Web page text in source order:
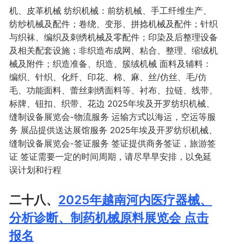
机、皮革机械 纺织机械：前纺机械、手工纤维生产、
纺纱机械及配件；卷绕、变形、拼捻机械及配件；针织
与织袜、编织及刺绣机械及零配件；印染及后整理设备
及相关配套设施；非织造布成网、粘合、整理、缩绒机
械及附件；织造准备、织造、簇绒机械 面料及辅料：
编织、针织、化纤、印花、棉、麻、丝/仿丝、毛/仿
毛、功能面料、蕾丝刺绣面料等、衬布、拉链、线带、
标牌、钮扣、织带、花边 2025年埃及开罗纺织机械、
缝制设备展览会-物流服务 运输方式以海运，空运等服
务 展品提供送达展馆服务 2025年埃及开罗纺织机械、
缝制设备展览会-签证服务 签证提供商务签证，旅游签
证 签证需要一定的时间周期，请尽早早安排，以免延
误计划和行程
二十八、 2025年越南河内医疗器械、
分析诊断、制药机械原料展览会 点击
报名